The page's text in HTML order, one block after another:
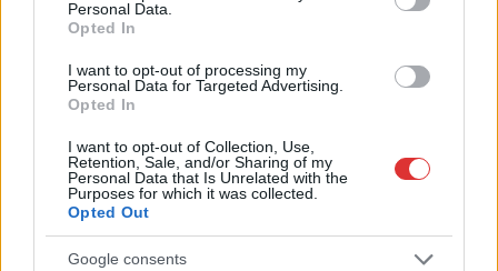
Personal Data.
Opted In
I want to opt-out of processing my
Personal Data for Targeted Advertising.
Opted In
I want to opt-out of Collection, Use,
Retention, Sale, and/or Sharing of my
Personal Data that Is Unrelated with the
Purposes for which it was collected.
Opted Out
Google consents
Csődbe ment a tószegi Accell Hunland, a hazai
kerékpárgyártás meghatározó szereplője
Leállt a termelés a tószegi üzemben, miközben a holland
anyavállalat fizetési haladékot kért. Az európai
kerékpáripar...
JNSZ megyei hírek